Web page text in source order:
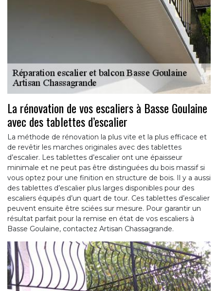
La rénovation de vos escaliers à Basse Goulaine
avec des tablettes d’escalier
La méthode de rénovation la plus vite et la plus efficace et
de revêtir les marches originales avec des tablettes
d’escalier. Les tablettes d’escalier ont une épaisseur
minimale et ne peut pas être distinguées du bois massif si
vous optez pour une finition en structure de bois. Il y a aussi
des tablettes d’escalier plus larges disponibles pour des
escaliers équipés d’un quart de tour. Ces tablettes d’escalier
peuvent ensuite être sciées sur mesure. Pour garantir un
résultat parfait pour la remise en état de vos escaliers à
Basse Goulaine, contactez Artisan Chassagrande.